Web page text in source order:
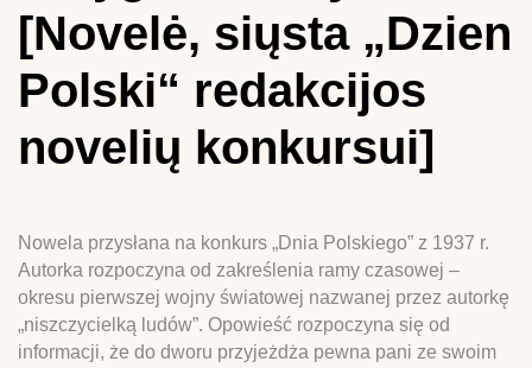
[Novelė, siųsta „Dzien
Polski“ redakcijos
novelių konkursui]
Nowela przysłana na konkurs „Dnia Polskiego” z 1937 r.
Autorka rozpoczyna od zakreślenia ramy czasowej –
okresu pierwszej wojny światowej nazwanej przez autorkę
„niszczycielką ludów”. Opowieść rozpoczyna się od
informacji, że do dworu przyjeżdża pewna pani ze swoim